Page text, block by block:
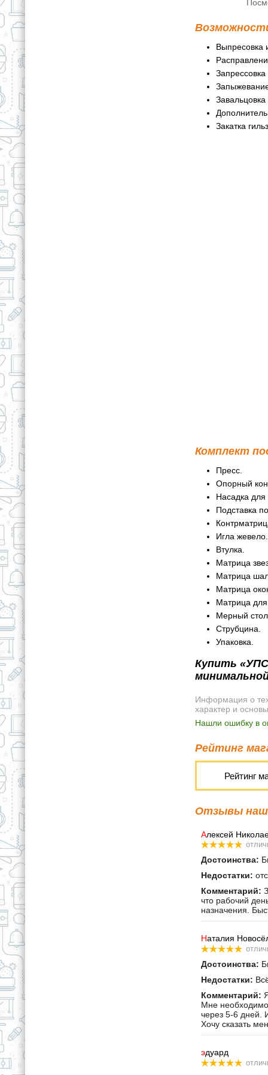
Выпресовка
Завальцовка
Закатка
Комплект
Пресс.
Опорный
Насадка для
Подставка
Игла жевело.
Втулка.
Матрица
Матрица
Матрица
Матрица для
Мерный
Струбцина.
Упаковка.
Купить
Информация о
характер и
Нашли ошибку в
Рейтинг
Рейтинг
Отзывы
Алексей
Достоинства:
Недостатки:
Комментарий:
что рабочий
назначения.
Наталия
Достоинства:
Недостатки:
Комментарий:
Мне необходимо
через 5-6 дней.
Хочу сказать
эдуард